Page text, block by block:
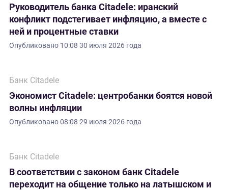
Руководитель банка Citadele: иранский
конфликт подстегивает инфляцию, а вместе с
ней и процентные ставки
Опубликовано 10:08 30 июля 2026 года
Банк Citadele
Экономист Citadele: центробанки боятся новой
волны инфляции
Опубликовано08:08 29 июля 2026 года
Банк Citadele
В соответствии с законом банк Citadele
переходит на общение только на латышском и